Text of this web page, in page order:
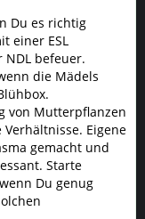
Du es richtig
einer ESL
befeuer.
die Mädels
von Mutterpflanzen
Eigene
gemacht und
Starte
Du genug